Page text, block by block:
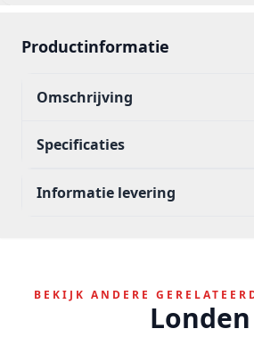
Productinformatie
Omschrijving
Specificaties
Informatie levering
BEKIJK ANDERE
Londen